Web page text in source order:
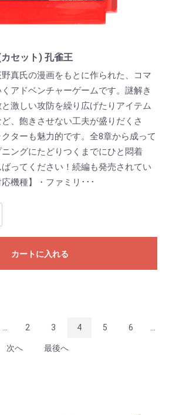
セット) 孔雀王
野真氏の漫画をもとに作られた、コマ
アドベンチャーゲームです。謎解き
激しい攻防を繰り広げたりアイテム
、飽きさせない工夫が盛りだくさ
ターも魅力的です。全8章から成って
ングにたどりつくまでにひと悶着
ばってください！続編も発売されてい
機種】・ファミリ･･･
カートに入れる
2 3 4 5 6
次へ 最後へ